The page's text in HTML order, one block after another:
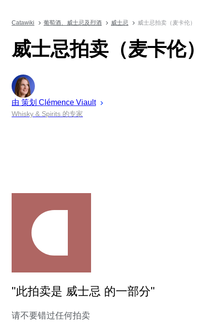
Catawiki 葡萄酒、威士忌及烈酒 威士忌 威士忌拍卖（麦卡伦）
威士忌拍卖（麦卡伦）
由 策划 Clémence Viault
Whisky & Spirits 的专家
"此拍卖是 威士忌 的一部分"
请不要错过任何拍卖